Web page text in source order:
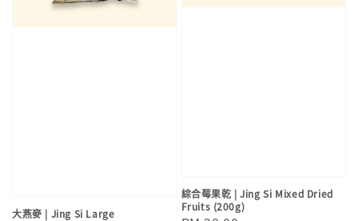
大燕麥 | Jing Si Large
綜合莓果乾 | Jing Si Mixed Dried
Fruits (200g)